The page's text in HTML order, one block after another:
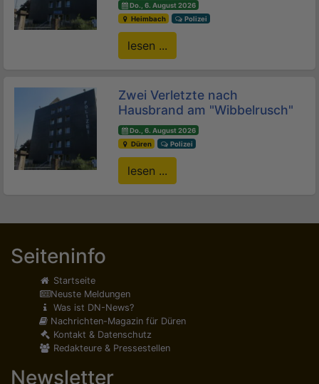
Do., 6. August 2026
Heimbach
Polizei
lesen ...
Zwei Verletzte nach
Hausbrand am "Wibbelrusch"
Do., 6. August 2026
Düren
Polizei
lesen ...
Seiteninfo
Startseite
Neuste Meldungen
Was ist DN-News?
Nachrichten-Magazin für Düren
Kontakt & Datenschutz
Redakteure & Pressestellen
Newsletter